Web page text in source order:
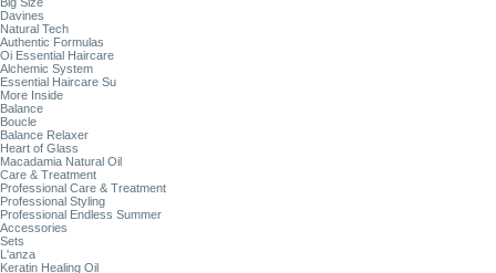
Davines
Natural Tech
Authentic Formulas
Oi Essential Haircare
Alchemic System
Essential Haircare Su
More Inside
Balance
Boucle
Balance Relaxer
Heart of Glass
Macadamia Natural Oil
Care & Treatment
Professional Care & Treatment
Professional Styling
Professional Endless Summer
Accessories
Sets
L'anza
Keratin Healing Oil